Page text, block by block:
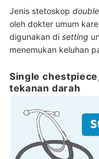
Jenis stetoskop
oleh dokter umum
digunakan di setting
menemukan keluhan
Single
tekanan darah